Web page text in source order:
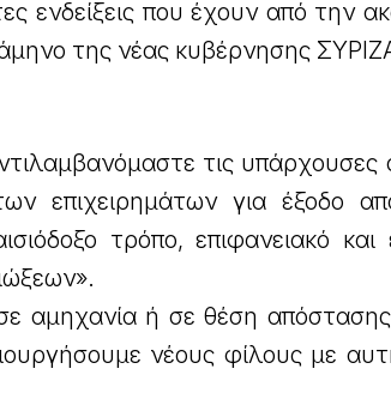
ενδείξεις που έχουν από την
της νέας κυβέρνησης
τις υπάρχουσες
επιχειρημάτων για έξοδο
τρόπο, επιφανειακό και
αμηχανία ή σε θέση
νέους φίλους με